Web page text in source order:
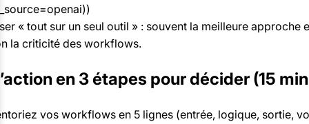
« tout sur un seul outil » : souvent la meilleure approche
la criticité des workflows.
en 3 étapes pour décider (15
vos workflows en 5 lignes (entrée, logique, sortie,